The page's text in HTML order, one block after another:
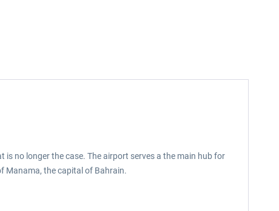
no longer the case. The airport serves a the main hub for
Manama, the capital of Bahrain.